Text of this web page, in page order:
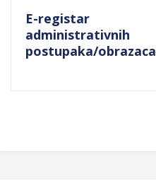
E-registar
administrativnih
postupaka/obrazaca